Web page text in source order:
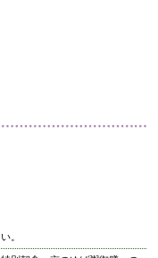
。